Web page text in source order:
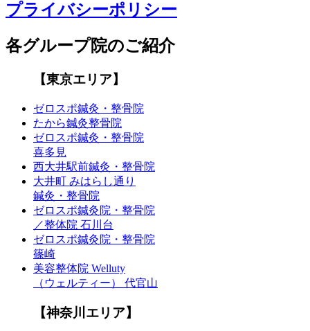
プライバシーポリシー
各グループ院のご紹介
【東京エリア】
ゼロスポ鍼灸・整骨院
たから鍼灸整骨院
ゼロスポ鍼灸・整骨院
喜多見
西大井駅前鍼灸・整骨院
大井町 みはらし通り
鍼灸・整骨院
ゼロスポ鍼灸院・整骨院
／整体院 石川台
ゼロスポ鍼灸院・整骨院
篠崎
美容整体院 Welluty
（ウェルティー） 代官山
【神奈川エリア】